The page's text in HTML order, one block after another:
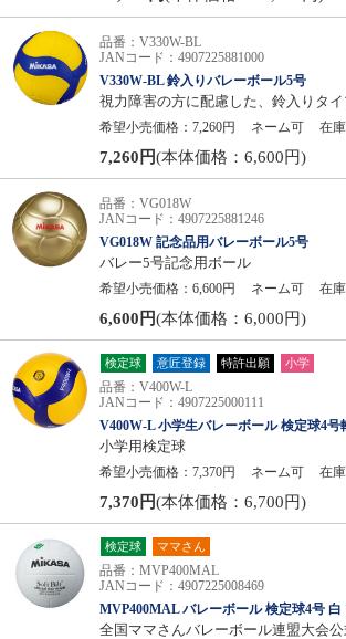
品番：V330W-BL
JANコード：4907225881000
V330W-BL 鈴入りバレーボール5号
視力障害の方に配慮した、鈴入りタイ
希望小売価格：7,260円
ネーム可 在庫
7,260円(本体価格：6,600円)
品番：VG018W
JANコード：4907225881246
VG018W 記念品用バレーボール5号
バレー5号記念用ボール
希望小売価格：6,600円
ネーム可 在庫
6,600円(本体価格：6,000円)
検定球 意匠登録 特許出願 小学
品番：V400W-L
JANコード：4907225000111
V400W-L 小学生バレーボール 検定球4号
小学用検定球
希望小売価格：7,370円
ネーム可 在庫
7,370円(本体価格：6,700円)
検定球 ママさん
品番：MVP400MAL
JANコード：4907225008469
MVP400MAL バレーボール 検定球4号 白
全国ママさんバレーボール連盟大会